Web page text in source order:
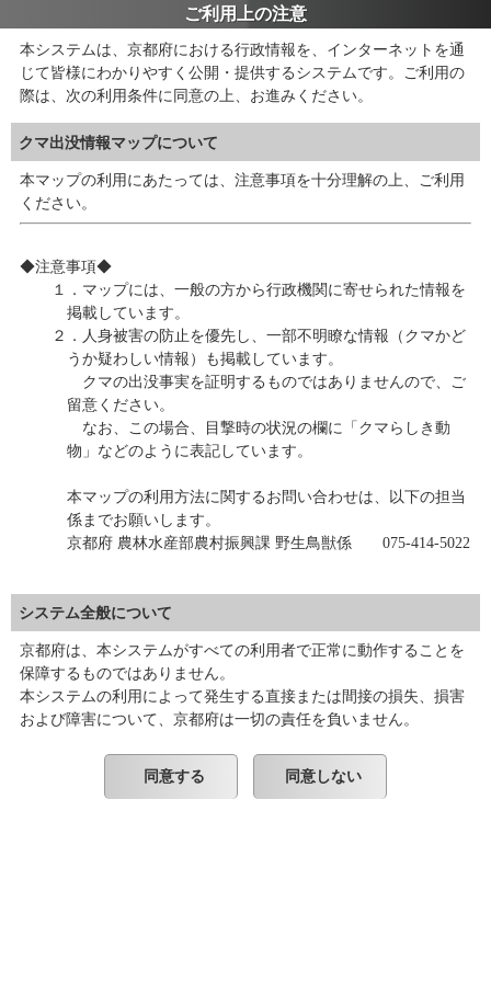
ご利用上の注意
本システムは、京都府における行政情報を、インターネットを通
じて皆様にわかりやすく公開・提供するシステムです。ご利用の
際は、次の利用条件に同意の上、お進みください。
クマ出没情報マップについて
本マップの利用にあたっては、注意事項を十分理解の上、ご利用
ください。
◆注意事項◆
１．マップには、一般の方から行政機関に寄せられた情報を
掲載しています。
２．人身被害の防止を優先し、一部不明瞭な情報（クマかど
うか疑わしい情報）も掲載しています。
クマの出没事実を証明するものではありませんので、ご
留意ください。
なお、この場合、目撃時の状況の欄に「クマらしき動
物」などのように表記しています。
本マップの利用方法に関するお問い合わせは、以下の担当
係までお願いします。
京都府 農林水産部農村振興課 野生鳥獣係 075-414-5022
システム全般について
京都府は、本システムがすべての利用者で正常に動作することを
保障するものではありません。
本システムの利用によって発生する直接または間接の損失、損害
および障害について、京都府は一切の責任を負いません。
同意する 同意しない